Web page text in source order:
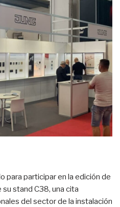
para participar en la edición de
stand C38, una cita
del sector de la instalación